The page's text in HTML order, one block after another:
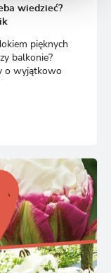
wiedzieć?
pięknych
balkonie?
o wyjątkowo